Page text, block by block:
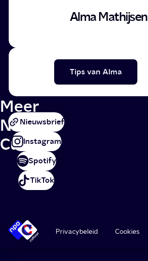
Alma Mathijsen
Tips van Alma
Meer
NPO
Cultuur
Nieuwsbrief
Instagram
Spotify
TikTok
Privacybeleid Cookies